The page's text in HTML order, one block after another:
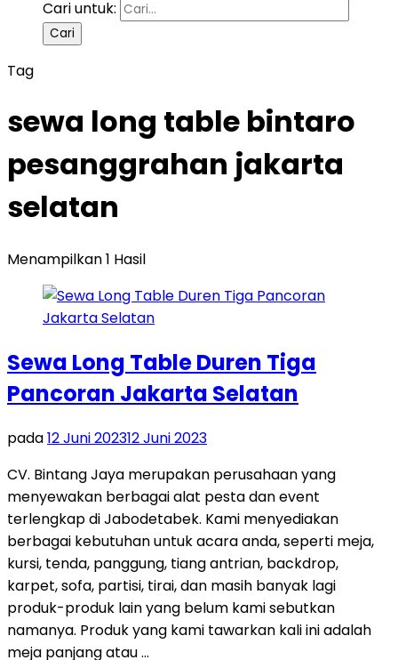
Cari untuk:
Tag
sewa long table bintaro
pesanggrahan jakarta
selatan
Menampilkan 1 Hasil
Sewa Long Table Duren Tiga
Pancoran Jakarta Selatan
pada12 Juni 202312 Juni 2023
CV. Bintang Jaya merupakan perusahaan yang
menyewakan berbagai alat pesta dan event
terlengkap di Jabodetabek. Kami menyediakan
berbagai kebutuhan untuk acara anda, seperti meja,
kursi, tenda, panggung, tiang antrian, backdrop,
karpet, sofa, partisi, tirai, dan masih banyak lagi
produk-produk lain yang belum kami sebutkan
namanya. Produk yang kami tawarkan kali ini adalah
meja panjang atau …